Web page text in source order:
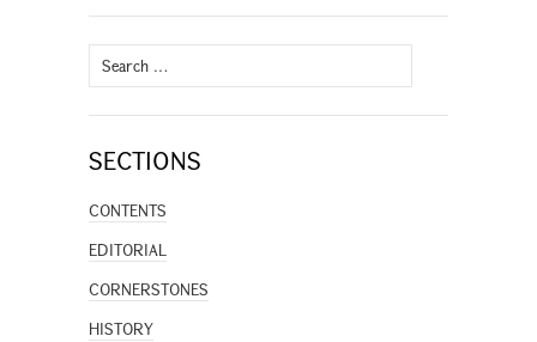
Search
for:
SECTIONS
CONTENTS
EDITORIAL
CORNERSTONES
HISTORY